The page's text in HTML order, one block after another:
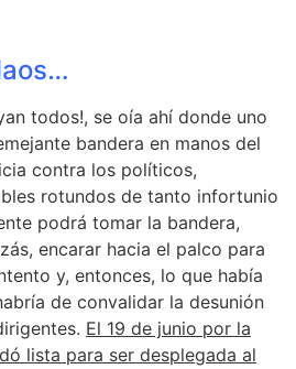
todos!, se oía ahí donde uno
bandera en manos del
contra los políticos,
rotundos de tanto infortunio
podrá tomar la bandera,
encarar hacia el palco para
y, entonces, lo que había
de convalidar la desunión
El 19 de junio por la
lista para ser desplegada al